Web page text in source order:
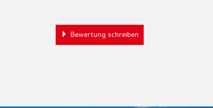
Bewertung schreiben